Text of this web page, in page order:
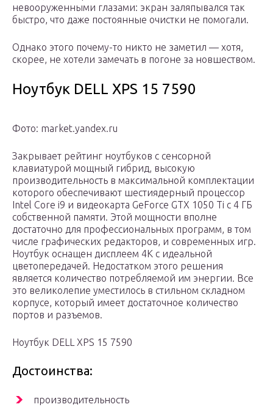
невооруженными глазами: экран заляпывался так
быстро, что даже постоянные очистки не помогали.
Однако этого почему-то никто не заметил — хотя,
скорее, не хотели замечать в погоне за новшеством.
Ноутбук DELL XPS 15 7590
Фото: market.yandex.ru
Закрывает рейтинг ноутбуков с сенсорной
клавиатурой мощный гибрид, высокую
производительность в максимальной комплектации
которого обеспечивают шестиядерный процессор
Intel Core i9 и видеокарта GeForce GTX 1050 Ti с 4 ГБ
собственной памяти. Этой мощности вполне
достаточно для профессиональных программ, в том
числе графических редакторов, и современных игр.
Ноутбук оснащен дисплеем 4K с идеальной
цветопередачей. Недостатком этого решения
является количество потребляемой им энергии. Все
это великолепие уместилось в стильном складном
корпусе, который имеет достаточное количество
портов и разъемов.
Ноутбук DELL XPS 15 7590
Достоинства:
производительность